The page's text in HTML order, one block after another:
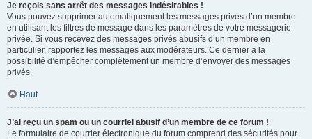
Je reçois sans arrêt des messages indésirables !
Vous pouvez supprimer automatiquement les messages privés d’un membre
en utilisant les filtres de message dans les paramètres de votre messagerie
privée. Si vous recevez des messages privés abusifs d’un membre en
particulier, rapportez les messages aux modérateurs. Ce dernier a la
possibilité d’empêcher complètement un membre d’envoyer des messages
privés.
Haut
J’ai reçu un spam ou un courriel abusif d’un membre de ce forum !
Le formulaire de courrier électronique du forum comprend des sécurités pour